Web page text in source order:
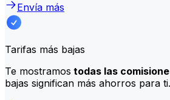
Envía más
Tarifas más bajas
Te mostramos todas las
bajas significan más ahorros para ti.